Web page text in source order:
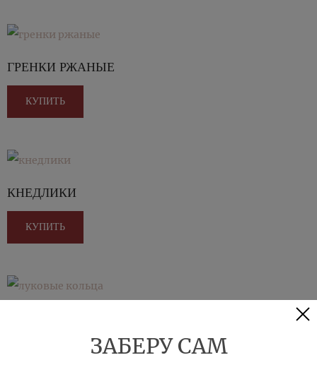
ЗАБЕРУ САМ
ГРЕНКИ РЖАНЫЕ
КУПИТЬ
КНЕДЛИКИ
КУПИТЬ